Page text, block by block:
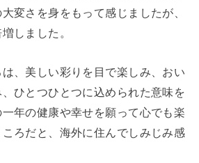
変さを身をもって感じましたが、
しました。
、美しい彩りを目で楽しみ、おい
ひとつひとつに込められた意味を
年の健康や幸せを願って心でも楽
ろだと、海外に住んでしみじみ感